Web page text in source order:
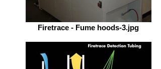
Firetrace - Fume hoods-3.jpg